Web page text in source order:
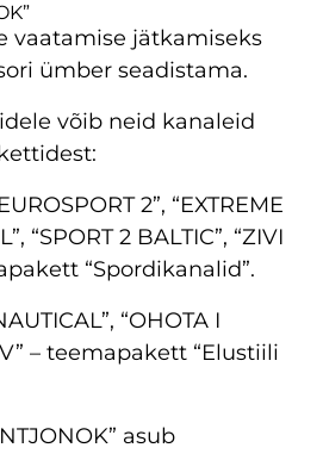
vaatamise jätkamiseks
ümber seadistama.
võib neid kanaleid
2”, “EXTREME
“SPORT 2 BALTIC”, “ZIVI
“Spordikanalid”.
“OHOTA I
– teemapakett “Elustiili
asub